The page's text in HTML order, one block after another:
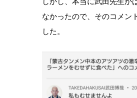
なかったので、そのコメン
した。